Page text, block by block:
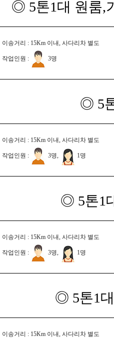
◎ 5톤1대 원룸,
이송거리 : 15Km 이내, 사다리차 별도
작업인원 : 3명
◎ 5
이송거리 : 15Km 이내, 사다리차 별도
작업인원 : 3명, 1명
◎ 5톤1
이송거리 : 15Km 이내, 사다리차 별도
작업인원 : 3명, 1명
◎ 5톤1
이송거리 : 15Km 이내, 사다리차 별도